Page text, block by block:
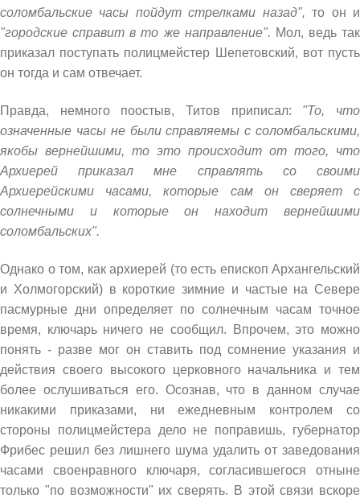
соломбальские часы пойдут стрелками назад",то он и
"городские справит в то же направление". Мол, ведь так
приказал поступать полицмейстер Шепетовский, вот пусть
он тогда и сам отвечает.
Правда, немного поостыв, Титов приписал: "То, что
означенные часы не были справляемы с соломбальскими,
якобы вернейшими, то это происходит от того, что
Архиерей приказал мне справлять со своими
Архиерейскими часами, которые сам он сверяет с
солнечными и которые он находит вернейшими
соломбальских".
Однако о том, как архиерей (то есть епископ Архангельский
и Холмогорский) в короткие зимние и частые на Севере
пасмурные дни определяет по солнечным часам точное
время, ключарь ничего не сообщил. Впрочем, это можно
понять - разве мог он ставить под сомнение указания и
действия своего высокого церковного начальника и тем
более ослушиваться его. Осознав, что в данном случае
никакими приказами, ни ежедневным контролем со
стороны полицмейстера дело не поправишь, губернатор
Фрибес решил без лишнего шума удалить от заведования
часами своенравного ключаря, согласившегося отныне
только "по возможности" их сверять. В этой связи вскоре